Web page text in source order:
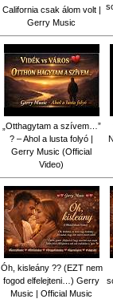
California csak álom volt |
Gerry Music
„Otthagytam a szívem…”
? – Ahol a lusta folyó |
Gerry Music (Official
Video)
Óh, kisleány ?? (EZT nem
fogod elfelejteni…) Gerry
Music | Official Music